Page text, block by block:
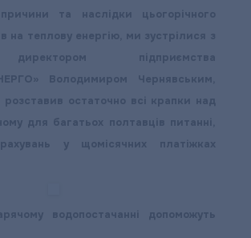
та наслідки цьогорічного
на теплову енергію, ми зустрілися з
підприємства
Володимиром Чернявським,
остаточно всі крапки над
для багатьох полтавців питанні,
у щомісячних платіжках
водопостачанні допоможуть